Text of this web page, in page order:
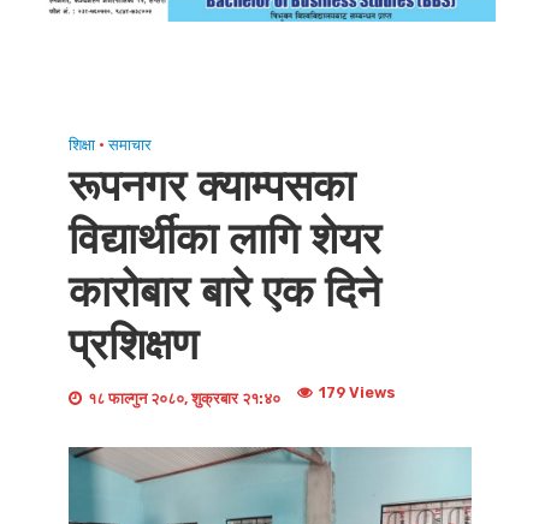
शिक्षा • समाचार
रूपनगर क्याम्पसका
विद्यार्थीका लागि शेयर
कारोबार बारे एक दिने
प्रशिक्षण
१८ फाल्गुन २०८०, शुक्रबार २१:४० 179 Views